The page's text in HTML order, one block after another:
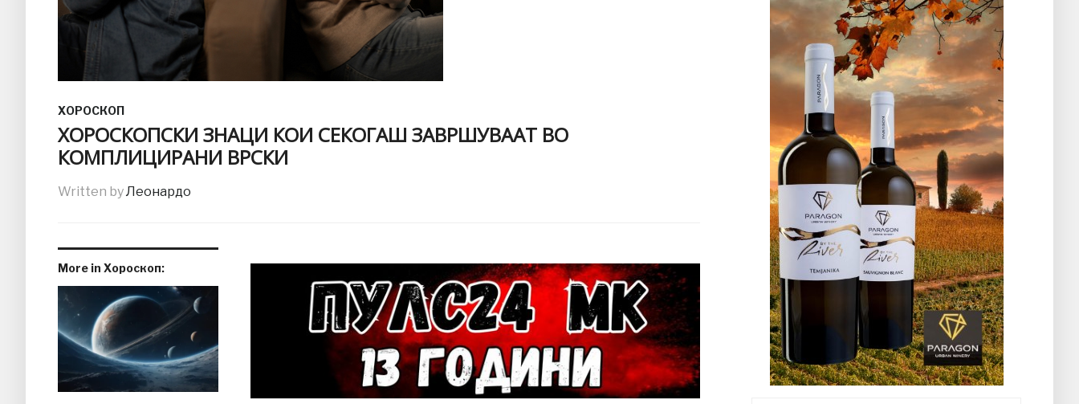
ХОРОСКОП
ХОРОСКОПСКИ ЗНАЦИ КОИ СЕКОГАШ ЗАВРШУВААТ ВО
КОМПЛИЦИРАНИ ВРСКИ
Written byЛеонардо
More in Хороскоп: